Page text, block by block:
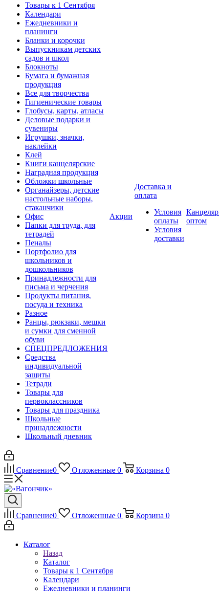
Товары к 1 Сентября
Календари
Ежедневники и
планинги
Бланки и корочки
Выпускникам детских
садов и школ
Блокноты
Бумага и бумажная
продукция
Все для творчества
Гигиенические товары
Глобусы, карты, атласы
Деловые подарки и
сувениры
Игрушки, значки,
наклейки
Клей
Книги канцелярские
Наградная продукция
Обложки школьные
Органайзеры, детские
настольные наборы,
стаканчики
Офис
Папки для труда, для
тетрадей
Пеналы
Портфолио для
школьников и
дошкольников
Принадлежности для
письма и черчения
Продукты питания,
посуда и техника
Разное
Ранцы, рюкзаки, мешки
и сумки для сменной
обуви
СПЕЦПРЕДЛОЖЕНИЯ
Средства
индивидуальной
защиты
Тетради
Товары для
первоклассников
Товары для праздника
Школьные
принадлежности
Школьный дневник
Акции
Доставка и
оплата
Условия
оплаты
Условия
доставки
оптом
Сравнение0 Отложенные 0 Корзина 0
Сравнение0 Отложенные 0 Корзина 0
Каталог
Назад
Каталог
Товары к 1 Сентября
Календари
Ежедневники и планинги